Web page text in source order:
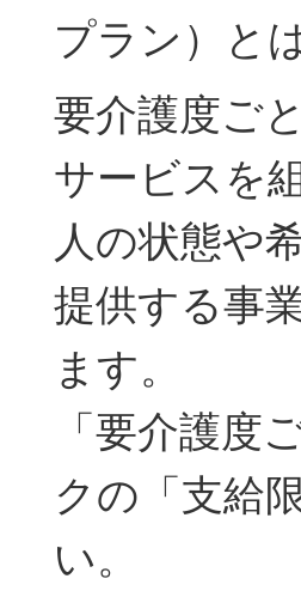
プラン）と
要介護度ご
サービスを
人の状態や
提供する事
ます。
「要介護度
クの「支給
い。